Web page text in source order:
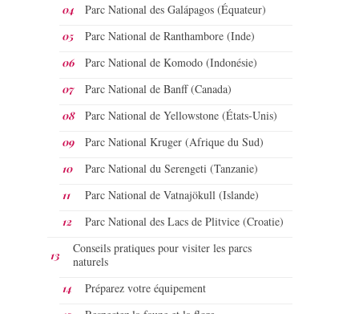
Parc National des Galápagos (Équateur)
Parc National de Ranthambore (Inde)
Parc National de Komodo (Indonésie)
Parc National de Banff (Canada)
Parc National de Yellowstone (États-Unis)
Parc National Kruger (Afrique du Sud)
Parc National du Serengeti (Tanzanie)
Parc National de Vatnajökull (Islande)
Parc National des Lacs de Plitvice (Croatie)
Conseils pratiques pour visiter les parcs
naturels
Préparez votre équipement